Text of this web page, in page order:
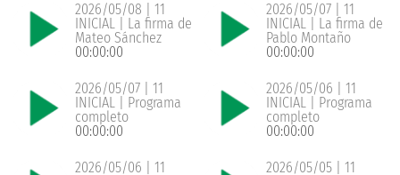
2026/05/08 | 11
INICIAL | La firma de
Mateo Sánchez
00:00:00
2026/05/07 | 11
INICIAL | La firma de
Pablo Montaño
00:00:00
2026/05/07 | 11
INICIAL | Programa
completo
00:00:00
2026/05/06 | 11
INICIAL | Programa
completo
00:00:00
2026/05/06 | 11
2026/05/05 | 11